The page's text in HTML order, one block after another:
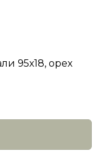
95х18, орех